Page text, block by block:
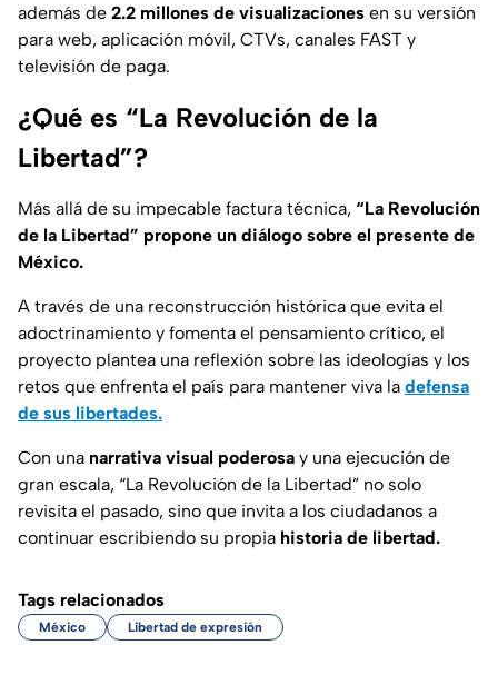
además de 2.2 millones de visualizaciones en su versión
para web, aplicación móvil, CTVs, canales FAST y
televisión de paga.
¿Qué es “La Revolución de la
Libertad”?
Más allá de su impecable factura técnica, “La Revolución
de la Libertad” propone un diálogo sobre el presente de
México.
A través de una reconstrucción histórica que evita el
adoctrinamiento y fomenta el pensamiento crítico, el
proyecto plantea una reflexión sobre las ideologías y los
retos que enfrenta el país para mantener viva la defensa
de sus libertades.
Con una narrativa visual poderosa y una ejecución de
gran escala, “La Revolución de la Libertad” no solo
revisita el pasado, sino que invita a los ciudadanos a
continuar escribiendo su propia historia de libertad.
Tags relacionados
México Libertad de expresión